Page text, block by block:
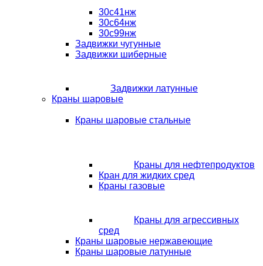
30с41нж
30с64нж
30с99нж
Задвижки чугунные
Задвижки шиберные
Задвижки латунные
Краны шаровые
Краны шаровые стальные
Краны для нефтепродуктов
Кран для жидких сред
Краны газовые
Краны для агрессивных
сред
Краны шаровые нержавеющие
Краны шаровые латунные